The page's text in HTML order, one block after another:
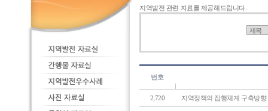
지역발전 관련 자료를 제공해드립니다.
번호
2,720 지역정책의 집행체계 구축방향